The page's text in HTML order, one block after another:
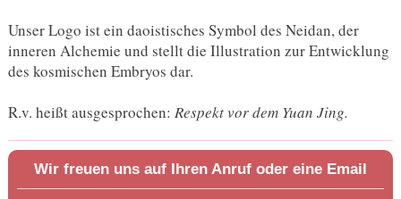
Unser Logo ist ein daoistisches Symbol des Neidan, der
inneren Alchemie und stellt die Illustration zur Entwicklung
des kosmischen Embryos dar.
R.v. heißt ausgesprochen: Respekt vor dem Yuan Jing.
Wir freuen uns auf Ihren Anruf oder eine Email